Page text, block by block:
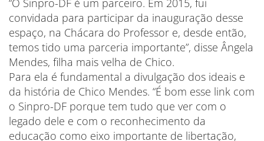
“O Sinpro-DF é um parceiro. Em 2015, fui
convidada para participar da inauguração desse
espaço, na Chácara do Professor e, desde então,
temos tido uma parceria importante”, disse Ângela
Mendes, filha mais velha de Chico.
Para ela é fundamental a divulgação dos ideais e
da história de Chico Mendes. “É bom esse link com
o Sinpro-DF porque tem tudo que ver com o
legado dele e com o reconhecimento da
educação como eixo importante de libertação,